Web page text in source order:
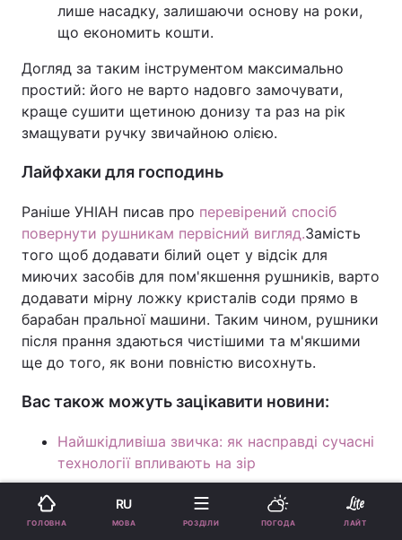
лише насадку, залишаючи основу на роки,
що економить кошти.
Догляд за таким інструментом максимально
простий: його не варто надовго замочувати,
краще сушити щетиною донизу та раз на рік
змащувати ручку звичайною олією.
Лайфхаки для господинь
Раніше УНІАН писав про перевірений спосіб
повернути рушникам первісний вигляд.Замість
того щоб додавати білий оцет у відсік для
миючих засобів для пом'якшення рушників, варто
додавати мірну ложку кристалів соди прямо в
барабан пральної машини. Таким чином, рушники
після прання здаються чистішими та м'якшими
ще до того, як вони повністю висохнуть.
Вас також можуть зацікавити новини:
Найшкідливіша звичка: як насправді сучасні
технології впливають на зір
Ідеальний шашлик готується лише так:
основи приготування соковитого м’яса на
ГОЛОВНА
RU
МОВА РОЗДІЛИ ПОГОДА ЛАЙТ